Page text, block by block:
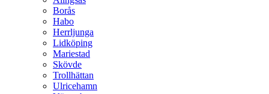
Borås
Habo
Herrljunga
Lidköping
Mariestad
Skövde
Trollhättan
Ulricehamn